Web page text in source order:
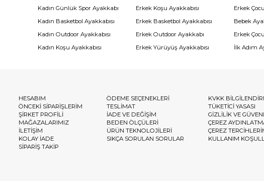
Kadın Günlük Spor Ayakkabı
Kadın Basketbol Ayakkabısı
Kadın Outdoor Ayakkabısı
Kadın Koşu Ayakkabısı
Erkek Koşu Ayakkabısı
Erkek Basketbol Ayakkabısı
Erkek Outdoor Ayakkabı
Erkek Yürüyüş Ayakkabısı
Erkek
Bebek
Erkek
İlk Adım
HESABIM
ÖNCEKİ SİPARİŞLERİM
ŞİRKET PROFİLİ
MAĞAZALARIMIZ
İLETİŞİM
KOLAY İADE
SİPARİŞ TAKİP
ÖDEME SEÇENEKLERİ
TESLİMAT
İADE VE DEĞİŞİM
BEDEN ÖLÇÜLERİ
ÜRÜN TEKNOLOJİLERİ
SIKÇA SORULAN SORULAR
KVKK
TÜKETİCİ YASASI
GİZLİLİK VE
ÇEREZ
ÇEREZ
KULLANIM